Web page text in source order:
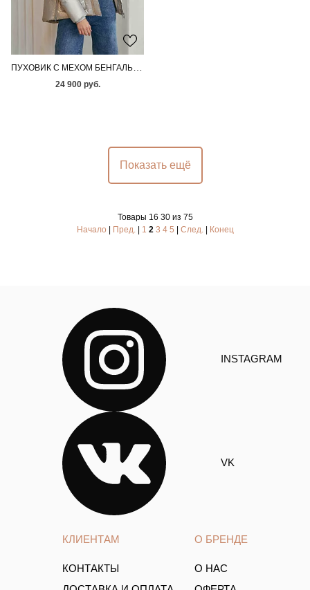
24 900 руб.
Показать ещё
Товары 16 30 из 75
Начало | Пред.| 1 2 3 4 5 | След.| Конец
КЛИЕНТАМ
КОНТАКТЫ
О БРЕНДЕ
О НАС
INSTAGRAM
VK